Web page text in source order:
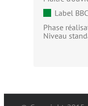
Label
Phase
Niveau